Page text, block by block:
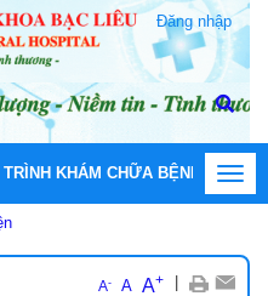
Đăng nhập
KHÁM CHỮA BỆNH
A- A A+